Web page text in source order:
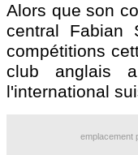
Alors que son
central Fabian
compétitions
club anglais
l'international
emplacement